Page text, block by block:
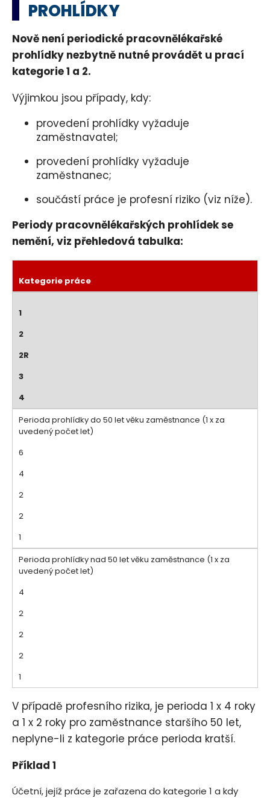
PROHLÍDKY
Nově není periodické pracovnělékařské
prohlídky nezbytně nutné provádět u prací
kategorie 1 a 2.
Výjimkou jsou případy, kdy:
provedení prohlídky vyžaduje
zaměstnavatel;
provedení prohlídky vyžaduje
zaměstnanec;
součástí práce je profesní riziko (viz níže).
Periody pracovnělékařských prohlídek se
nemění, viz přehledová tabulka:
Kategorie práce
1
2
2R
3
4
Perioda prohlídky do 50 let věku zaměstnance (1 x za
uvedený počet let)
6
4
2
2
1
Perioda prohlídky nad 50 let věku zaměstnance (1 x za
uvedený počet let)
4
2
2
2
1
V případě profesního rizika, je perioda 1 x 4 roky
a 1 x 2 roky pro zaměstnance staršího 50 let,
neplyne-li z kategorie práce perioda kratší.
Příklad 1
Účetní, jejíž práce je zařazena do kategorie 1 a kdy